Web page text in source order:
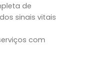
de
sinais vitais
com